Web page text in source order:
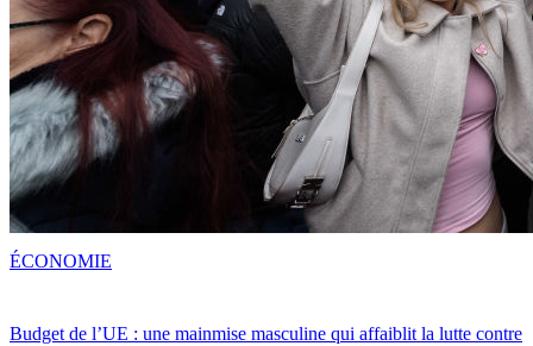
Budget de l’UE : une mainmise masculine qui affaiblit la lutte contre
ÉCONOMIE